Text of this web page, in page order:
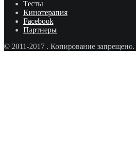
Тесты
Кинотерапия
Facebook
Партнеры
© 2011-2017 . Копирование запрещено.